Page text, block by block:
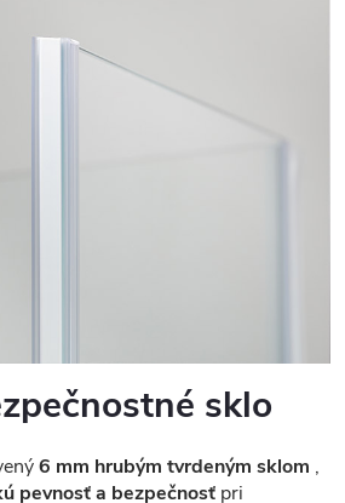
sklo
6 mm hrubým tvrdeným sklom ,
pevnosť a bezpečnosť pri